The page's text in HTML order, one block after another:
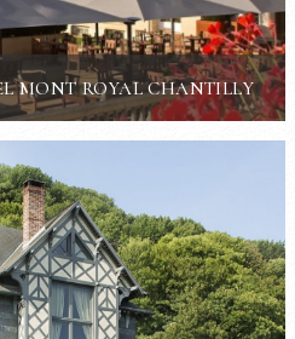
MONT ROYAL CHANTILLY